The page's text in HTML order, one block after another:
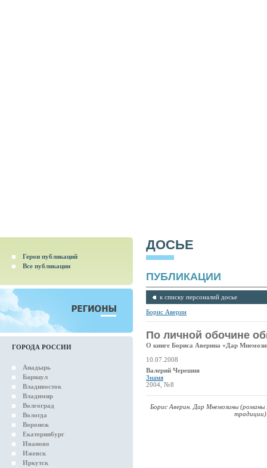
Герои публикаций
Все публикации
ГОРОДА РОССИИ
Анадырь
Барнаул
Владивосток
Владимир
Волгоград
Вологда
Воронеж
Екатеринбург
Иваново
Ижевск
Иркутск
ДОСЬЕ
ПУБЛИКАЦИИ
к списку персоналий досье
Борис Аверин
По личной обочине
О книге Бориса Аверина «Дар
10.07.2008
Валерий Черешня
Знамя
2004, №8
Борис Аверин. Дар Мнемозины (романы